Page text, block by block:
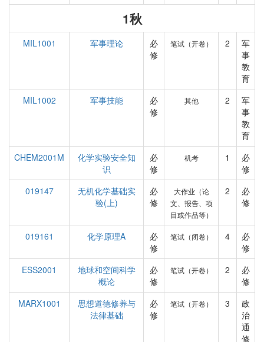
1秋
MIL1001 军事理论
必
修
笔试（开卷） 2
军
事
教
育
MIL1002
军事技能
必
修
其他 2
军
事
教
育
CHEM2001M
化学实验安全知
识
必
修
机考 1
必
修
019147
无机化学基础实
验(上)
必
修
大作业（论
文、报告、项
目或作品等）
2
必
修
019161 化学原理A
必
修
笔试（闭卷） 4
必
修
ESS2001
地球和空间科学
概论
必
修
笔试（开卷） 2
必
修
MARX1001
思想道德修养与
法律基础
必
修
笔试（开卷） 3
政
治
通
修